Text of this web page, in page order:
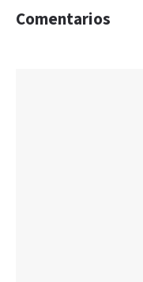
Comentarios